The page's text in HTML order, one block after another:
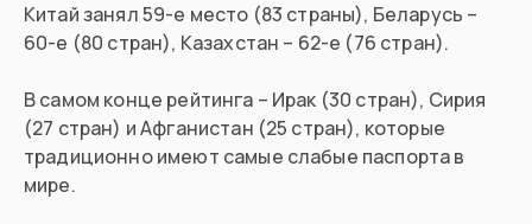
Китай занял 59-е место (83 страны), Беларусь –
60-е (80 стран), Казахстан – 62-е (76 стран).
В самом конце рейтинга – Ирак (30 стран), Сирия
(27 стран) и Афганистан (25 стран), которые
традиционно имеют самые слабые паспорта в
мире.